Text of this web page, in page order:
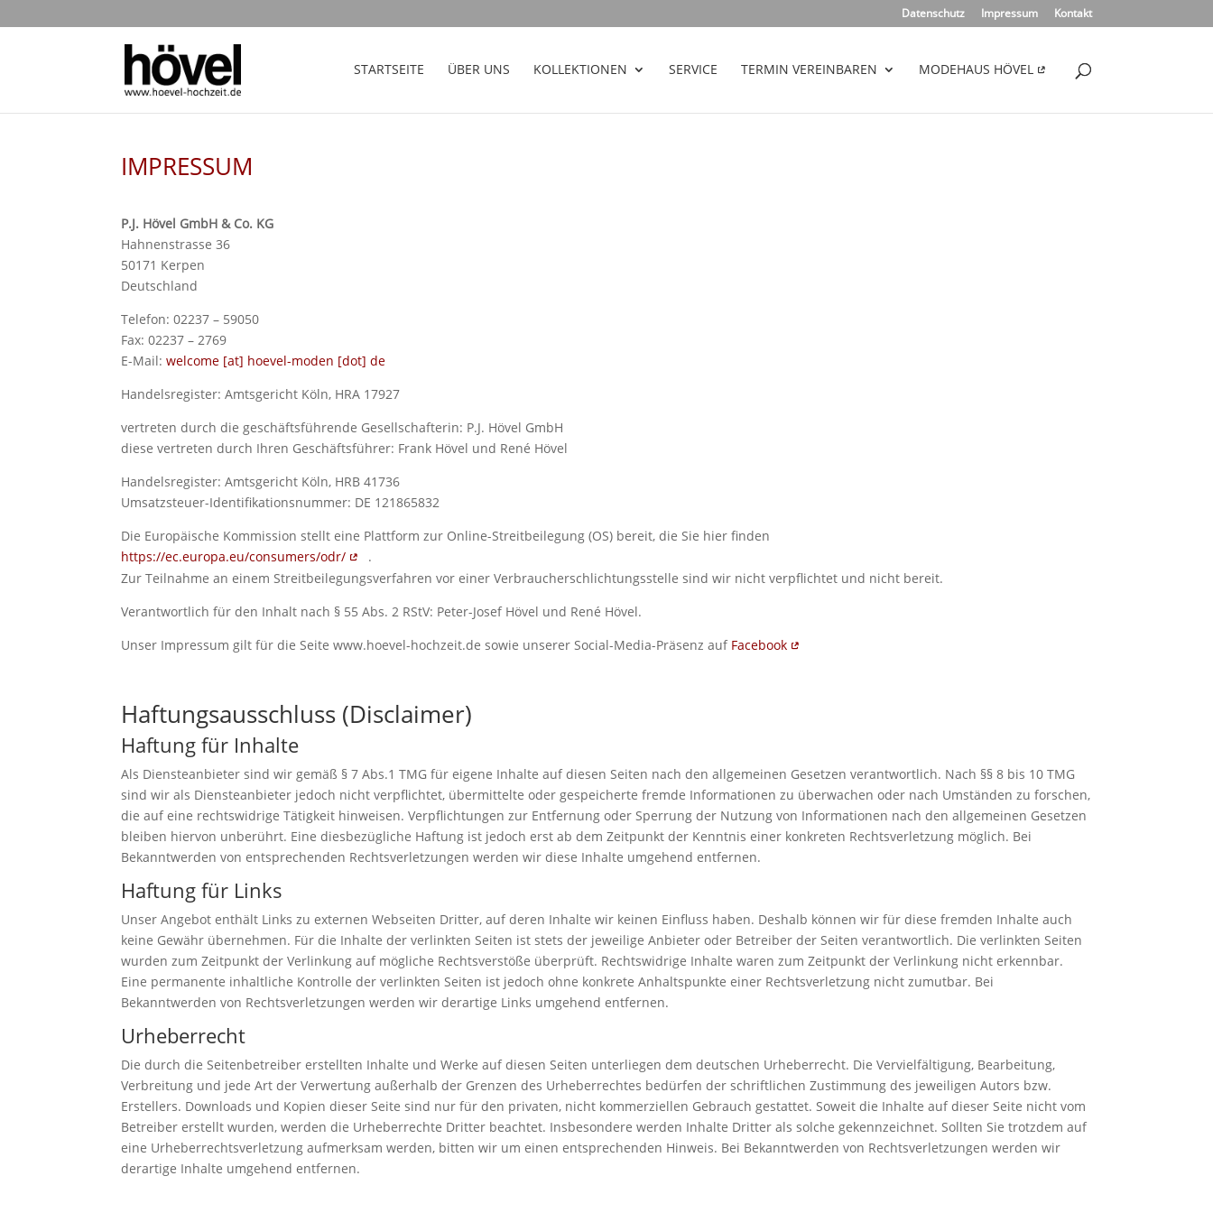
Datenschutz Impressum Kontakt
STARTSEITE ÜBER UNS KOLLEKTIONEN SERVICE TERMIN VEREINBAREN MODEHAUS HÖVEL
IMPRESSUM
P.J. Hövel GmbH & Co. KG
Hahnenstrasse 36
50171 Kerpen
Deutschland
Telefon: 02237 – 59050
Fax: 02237 – 2769
E-Mail:welcome [at] hoevel-moden [dot] de
Handelsregister: Amtsgericht Köln, HRA 17927
vertreten durch die geschäftsführende Gesellschafterin: P.J. Hövel GmbH
diese vertreten durch Ihren Geschäftsführer: Frank Hövel und René Hövel
Handelsregister: Amtsgericht Köln, HRB 41736
Umsatzsteuer-Identifikationsnummer: DE 121865832
Die Europäische Kommission stellt eine Plattform zur Online-Streitbeilegung (OS) bereit, die Sie hier finden
https://ec.europa.eu/consumers/odr/
.
Zur Teilnahme an einem Streitbeilegungsverfahren vor einer Verbraucherschlichtungsstelle sind wir nicht verpflichtet und nicht bereit.
Verantwortlich für den Inhalt nach § 55 Abs. 2 RStV: Peter-Josef Hövel und René Hövel.
Unser Impressum gilt für die Seite www.hoevel-hochzeit.de sowie unserer Social-Media-Präsenz auf Facebook
Haftungsausschluss (Disclaimer)
Haftung für Inhalte
Als Diensteanbieter sind wir gemäß § 7 Abs.1 TMG für eigene Inhalte auf diesen Seiten nach den allgemeinen Gesetzen verantwortlich. Nach §§ 8 bis 10 TMG
sind wir als Diensteanbieter jedoch nicht verpflichtet, übermittelte oder gespeicherte fremde Informationen zu überwachen oder nach Umständen zu forschen,
die auf eine rechtswidrige Tätigkeit hinweisen. Verpflichtungen zur Entfernung oder Sperrung der Nutzung von Informationen nach den allgemeinen Gesetzen
bleiben hiervon unberührt. Eine diesbezügliche Haftung ist jedoch erst ab dem Zeitpunkt der Kenntnis einer konkreten Rechtsverletzung möglich. Bei
Bekanntwerden von entsprechenden Rechtsverletzungen werden wir diese Inhalte umgehend entfernen.
Haftung für Links
Unser Angebot enthält Links zu externen Webseiten Dritter, auf deren Inhalte wir keinen Einfluss haben. Deshalb können wir für diese fremden Inhalte auch
keine Gewähr übernehmen. Für die Inhalte der verlinkten Seiten ist stets der jeweilige Anbieter oder Betreiber der Seiten verantwortlich. Die verlinkten Seiten
wurden zum Zeitpunkt der Verlinkung auf mögliche Rechtsverstöße überprüft. Rechtswidrige Inhalte waren zum Zeitpunkt der Verlinkung nicht erkennbar.
Eine permanente inhaltliche Kontrolle der verlinkten Seiten ist jedoch ohne konkrete Anhaltspunkte einer Rechtsverletzung nicht zumutbar. Bei
Bekanntwerden von Rechtsverletzungen werden wir derartige Links umgehend entfernen.
Urheberrecht
Die durch die Seitenbetreiber erstellten Inhalte und Werke auf diesen Seiten unterliegen dem deutschen Urheberrecht. Die Vervielfältigung, Bearbeitung,
Verbreitung und jede Art der Verwertung außerhalb der Grenzen des Urheberrechtes bedürfen der schriftlichen Zustimmung des jeweiligen Autors bzw.
Erstellers. Downloads und Kopien dieser Seite sind nur für den privaten, nicht kommerziellen Gebrauch gestattet. Soweit die Inhalte auf dieser Seite nicht vom
Betreiber erstellt wurden, werden die Urheberrechte Dritter beachtet. Insbesondere werden Inhalte Dritter als solche gekennzeichnet. Sollten Sie trotzdem auf
eine Urheberrechtsverletzung aufmerksam werden, bitten wir um einen entsprechenden Hinweis. Bei Bekanntwerden von Rechtsverletzungen werden wir
derartige Inhalte umgehend entfernen.